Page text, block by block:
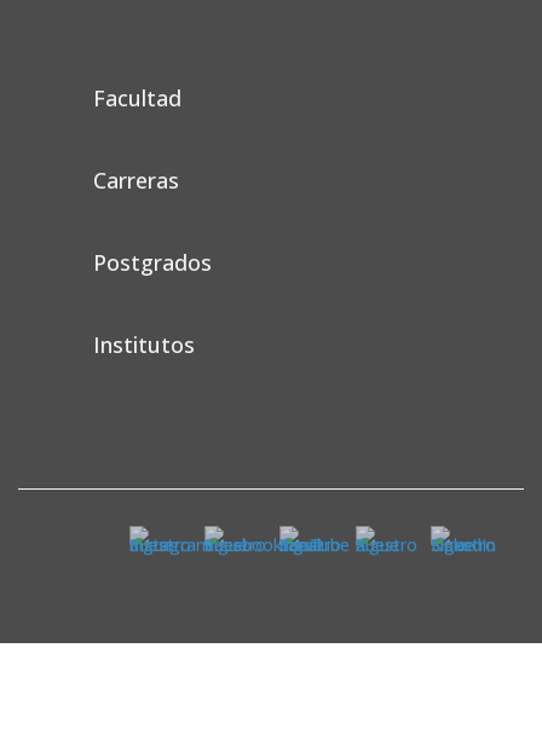
Facultad
Carreras
Postgrados
Institutos